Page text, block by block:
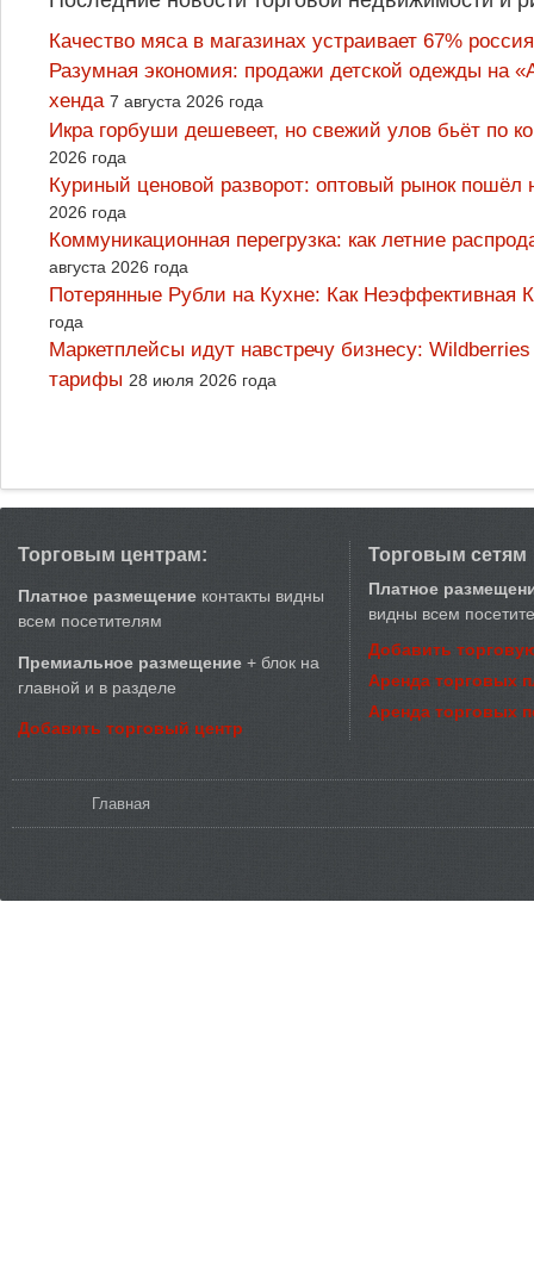
Качество мяса в магазинах устраивает 67%
Разумная экономия: продажи детской одежды на
хенда 7 августа 2026 года
Икра горбуши дешевеет, но свежий улов бьёт по
2026 года
Куриный ценовой разворот: оптовый рынок
2026 года
Коммуникационная перегрузка: как летние
августа 2026 года
Потерянные Рубли на Кухне: Как
года
Маркетплейсы идут навстречу бизнесу:
тарифы 28 июля 2026 года
Торговым центрам:
Платное размещение контакты видны
всем посетителям
Премиальное размещение + блок на
главной и в разделе
Добавить торговый центр
Торговым сетям
Платное
видны всем
Добавить
Аренда торговых
Аренда торговых
Главная